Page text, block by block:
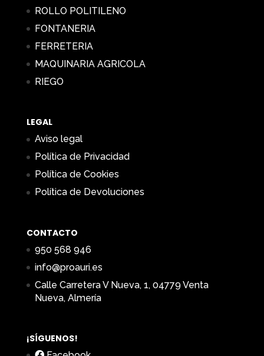
ROLLO POLITILENO
FONTANERIA
FERRETERIA
MAQUINARIA AGRICOLA
RIEGO
LEGAL
Aviso legal
Política de Privacidad
Política de Cookies
Política de Devoluciones
CONTACTO
950 568 946
info@proauri.es
Calle Carretera V Nueva, 1, 04779 Venta
Nueva, Almería
¡SÍGUENOS!